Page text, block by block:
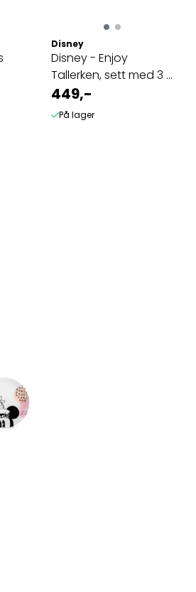
Disney
Disney - Enjoy
Tallerken, sett med 3 -
Mikke
449,-
På lager